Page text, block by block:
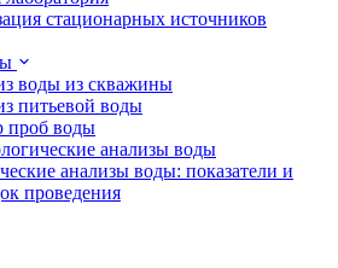
стационарных источников
воды из скважины
питьевой воды
проб воды
анализы воды
анализы воды: показатели и
проведения